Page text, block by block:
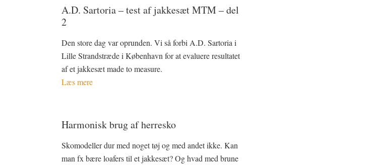
A.D. Sartoria – test af jakkesæt MTM – del
2
Den store dag var oprunden. Vi så forbi A.D. Sartoria i
Lille Strandstræde i København for at evaluere resultatet
af et jakkesæt made to measure.
Læs mere
Harmonisk brug af herresko
Skomodeller dur med noget tøj og med andet ikke. Kan
man fx bære loafers til et jakkesæt? Og hvad med brune